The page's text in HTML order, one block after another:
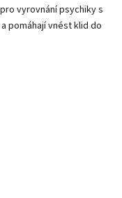
vyrovnání psychiky s
pomáhají vnést klid do